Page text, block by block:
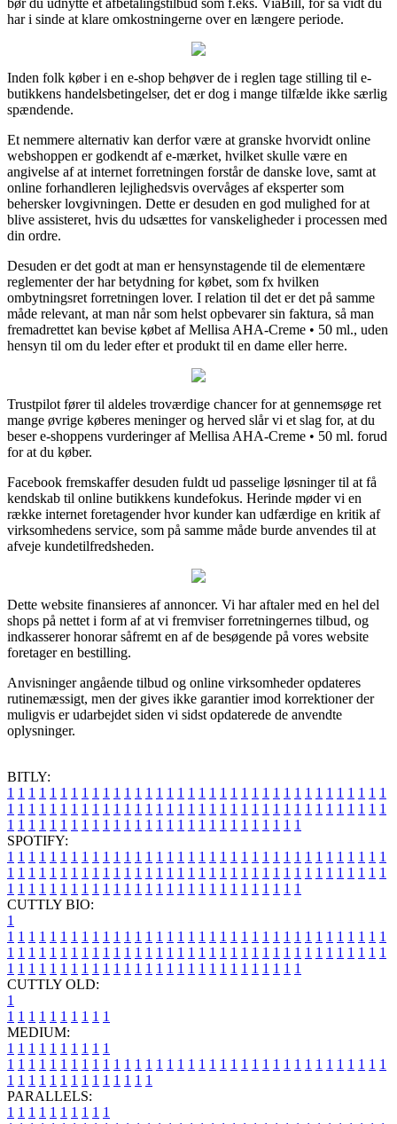
har i sinde at klare omkostningerne over en længere periode.
Inden folk køber i en e-shop behøver de i reglen tage stilling til e-
butikkens handelsbetingelser, det er dog i mange tilfælde ikke særlig
spændende.
Et nemmere alternativ kan derfor være at granske hvorvidt online
webshoppen er godkendt af e-mærket, hvilket skulle være en
angivelse af at internet forretningen forstår de danske love, samt at
online forhandleren lejlighedsvis overvåges af eksperter som
behersker lovgivningen. Dette er desuden en god mulighed for at
blive assisteret, hvis du udsættes for vanskeligheder i processen med
din ordre.
Desuden er det godt at man er hensynstagende til de elementære
reglementer der har betydning for købet, som fx hvilken
ombytningsret forretningen lover. I relation til det er det på samme
måde relevant, at man når som helst opbevarer sin faktura, så man
fremadrettet kan bevise købet af Mellisa AHA-Creme • 50 ml., uden
hensyn til om du leder efter et produkt til en dame eller herre.
Trustpilot fører til aldeles troværdige chancer for at gennemsøge ret
mange øvrige køberes meninger og herved slår vi et slag for, at du
beser e-shoppens vurderinger af Mellisa AHA-Creme • 50 ml. forud
for at du køber.
Facebook fremskaffer desuden fuldt ud passelige løsninger til at få
kendskab til online butikkens kundefokus. Herinde møder vi en
række internet foretagender hvor kunder kan udfærdige en kritik af
virksomhedens service, som på samme måde burde anvendes til at
afveje kundetilfredsheden.
Dette website finansieres af annoncer. Vi har aftaler med en hel del
shops på nettet i form af at vi fremviser forretningernes tilbud, og
indkasserer honorar såfremt en af de besøgende på vores website
foretager en bestilling.
Anvisninger angående tilbud og online virksomheder opdateres
rutinemæssigt, men der gives ikke garantier imod korrektioner der
muligvis er udarbejdet siden vi sidst opdaterede de anvendte
oplysninger.
BITLY:
1 1 1 1 1 1 1 1 1 1 1 1 1 1 1 1 1 1 1 1 1 1 1 1 1 1 1 1 1 1 1 1 1 1 1 1
1 1 1 1 1 1 1 1 1 1 1 1 1 1 1 1 1 1 1 1 1 1 1 1 1 1 1 1 1 1 1 1 1 1 1 1
1 1 1 1 1 1 1 1 1 1 1 1 1 1 1 1 1 1 1 1 1 1 1 1 1 1 1 1
SPOTIFY:
1 1 1 1 1 1 1 1 1 1 1 1 1 1 1 1 1 1 1 1 1 1 1 1 1 1 1 1 1 1 1 1 1 1 1 1
1 1 1 1 1 1 1 1 1 1 1 1 1 1 1 1 1 1 1 1 1 1 1 1 1 1 1 1 1 1 1 1 1 1 1 1
1 1 1 1 1 1 1 1 1 1 1 1 1 1 1 1 1 1 1 1 1 1 1 1 1 1 1 1
CUTTLY BIO:
1
1 1 1 1 1 1 1 1 1 1 1 1 1 1 1 1 1 1 1 1 1 1 1 1 1 1 1 1 1 1 1 1 1 1 1 1
1 1 1 1 1 1 1 1 1 1 1 1 1 1 1 1 1 1 1 1 1 1 1 1 1 1 1 1 1 1 1 1 1 1 1 1
1 1 1 1 1 1 1 1 1 1 1 1 1 1 1 1 1 1 1 1 1 1 1 1 1 1 1 1
CUTTLY OLD:
1
1 1 1 1 1 1 1 1 1 1
MEDIUM:
1 1 1 1 1 1 1 1 1 1
1 1 1 1 1 1 1 1 1 1 1 1 1 1 1 1 1 1 1 1 1 1 1 1 1 1 1 1 1 1 1 1 1 1 1 1
1 1 1 1 1 1 1 1 1 1 1 1 1 1
PARALLELS:
1 1 1 1 1 1 1 1 1 1